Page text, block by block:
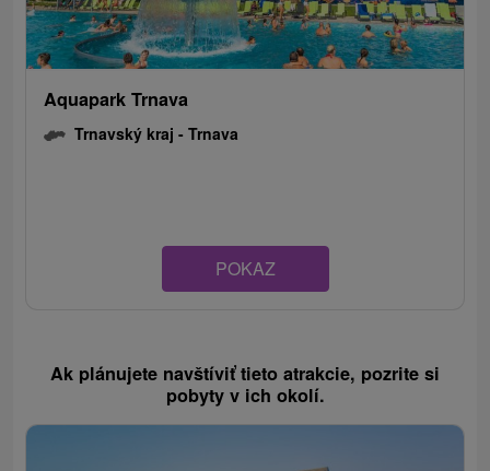
Aquapark Trnava
Trnavský kraj -Trnava
POKAZ
Ak plánujete navštíviť tieto atrakcie, pozrite si
pobyty v ich okolí.